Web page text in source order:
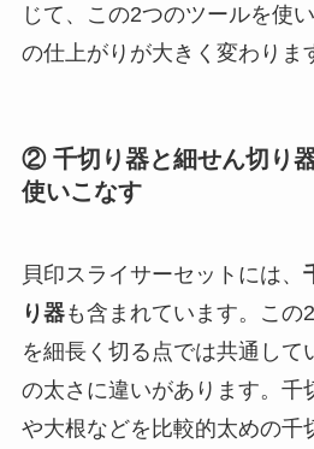
じて、この2つのツールを使
の仕上がりが大きく変わりま
② 千切り器と細せん切り
使いこなす
貝印スライサーセットには、
り器も含まれています。この
を細長く切る点では共通して
の太さに違いがあります。千
や大根などを比較的太めの千